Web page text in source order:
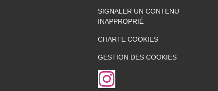
SIGNALER UN CONTENU
INAPPROPRIÉ
CHARTE COOKIES
GESTION DES COOKIES